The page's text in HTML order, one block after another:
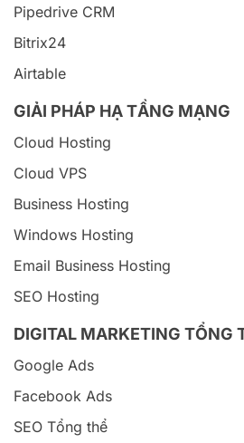
Pipedrive CRM
Bitrix24
Airtable
GIẢI PHÁP HẠ TẦNG MẠNG
Cloud Hosting
Cloud VPS
Business Hosting
Windows Hosting
Email Business Hosting
SEO Hosting
DIGITAL MARKETING TỔNG
Google Ads
Facebook Ads
SEO Tổng thể